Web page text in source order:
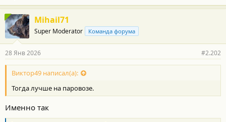
Mihail71
Super Moderator Команда форума
28 Янв 2026 #2.202
Виктор49 написал(а):
Тогда лучше на паровозе.
Именно так